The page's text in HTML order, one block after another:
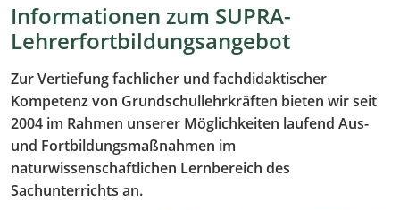
Informationen zum SUPRA-
Lehrerfortbildungsangebot
Zur Vertiefung fachlicher und fachdidaktischer
Kompetenz von Grundschullehrkräften bieten wir seit
2004 im Rahmen unserer Möglichkeiten laufend Aus-
und Fortbildungsmaßnahmen im
naturwissenschaftlichen Lernbereich des
Sachunterrichts an.